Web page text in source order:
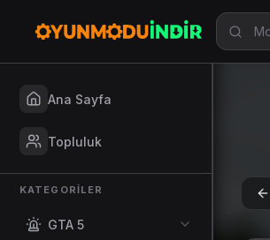
Ana Sayfa
Topluluk
KATEGORILER
GTA 5